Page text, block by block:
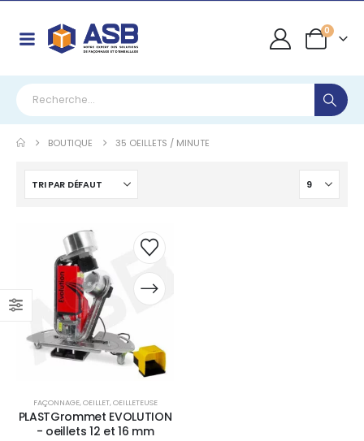
0
BOUTIQUE 35 OEILLETS / MINUTE
FAÇONNAGE,OEILLET,OEILLETEUSE
PLASTGrommet EVOLUTION
- oeillets 12 et 16 mm